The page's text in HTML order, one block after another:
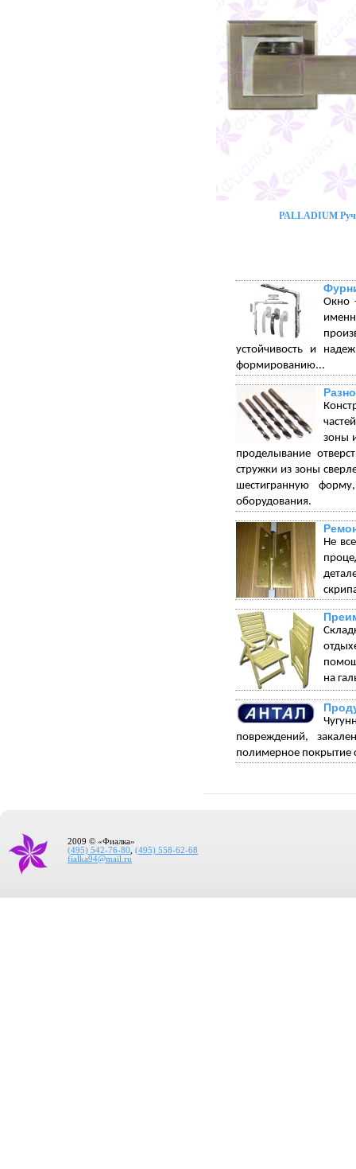
PALLADIUM
Окно
устойчивость и
формированию...
зоны
проделывание
стружки из зоны
шестигранную
оборудования.
Не
на
повреждений,
полимерное покрытие
2009 © «Фиалка»
(495) 542-76-80
(495) 558-62-68
fialka94@mail.ru